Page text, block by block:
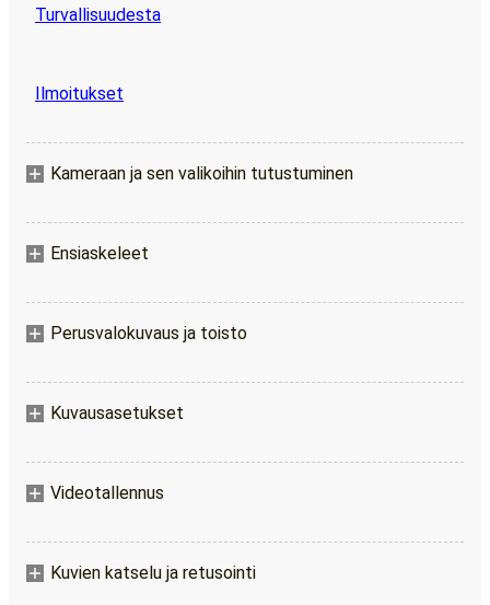
Turvallisuudesta
Ilmoitukset
Kameraan ja sen valikoihin tutustuminen
Ensiaskeleet
Perusvalokuvaus ja toisto
Kuvausasetukset
Videotallennus
Kuvien katselu ja retusointi